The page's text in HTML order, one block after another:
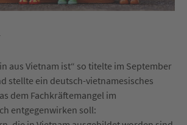
aus Vietnam ist“ so titelte im September
stellte ein deutsch-vietnamesisches
dem Fachkräftemangel im
entgegenwirken soll: